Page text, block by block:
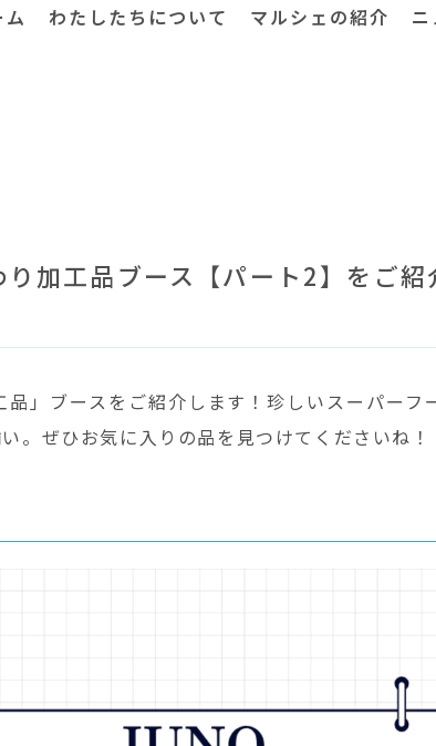
ム わたしたちについて マルシェの紹介
加工品ブース【パート2】をご紹
」ブースをご紹介します！珍しいスーパー
。ぜひお気に入りの品を見つけてくださいね！